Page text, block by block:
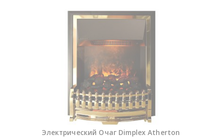
Электрический Очаг Dimplex Atherton